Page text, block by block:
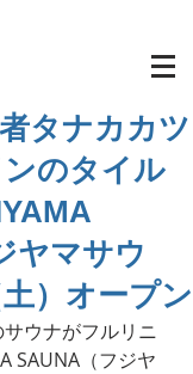
タナカカツ
のタイル
ヤマサウ
）オープン
サウナがフルリニ
SAUNA（フジヤ